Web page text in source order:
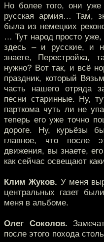
Но более того, они
русская армия… Там,
была из немецких
… Тут народ просто
здесь – и русские, и
знаете, Перестройка,
нужно? Вот так, и всё
праздник, который
часть нашего отряда
песни старинные. Ну,
парткома чуть ли не
теперь его уже точно
дороге. Ну, курьёзы
главное, что после
движения, вы знаете,
как сейчас освещают
Клим Жуков. У меня
центральных газет
меня в альбоме.
Олег Соколов.
после этого похода